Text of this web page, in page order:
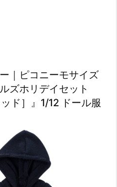
｜ピコニーモサイズ
ズホリデイセット
ド］』1/12 ドール服